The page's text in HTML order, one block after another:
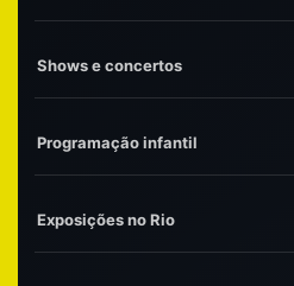
Shows e concertos
Programação infantil
Exposições no Rio